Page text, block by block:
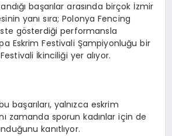
başarılar arasında birçok İzmir
yanı sıra; Polonya Fencing
gösterdiği performansla
Eskrim Festivali Şampiyonluğu bir
İkinciliği yer alıyor.
başarıları, yalnızca eskrim
zamanda sporun kadınlar için de
kanıtlıyor.